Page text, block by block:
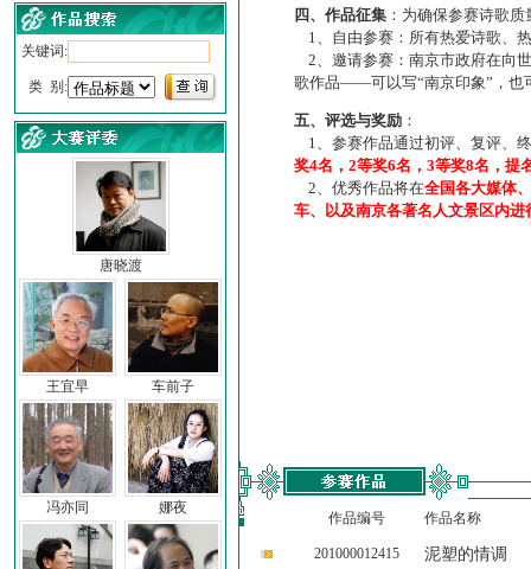
关键词:
类 别:
唐晓渡
王宜早 车前子
冯亦同 娜夜
四、作品征集 ：为确保参赛诗歌
1、自由参赛：所有热爱诗歌、
2、邀请参赛：南京市政府在向
歌作品——可以写“南京印象”，也
五、评选与奖励 ：
1、参赛作品通过初评、复评、
奖4名，2等奖6名，3等奖8名，提
2、优秀作品将在全国各大媒体
车、以及南京各著名人文景区内进
作品编号 作品名称
201000012415 泥塑的情调